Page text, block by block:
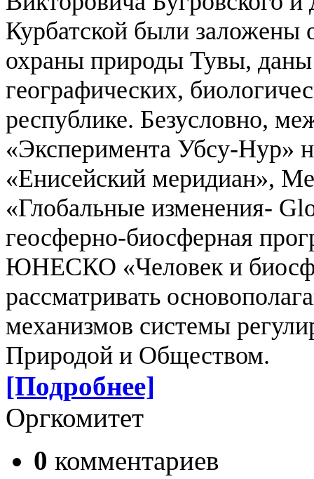
Курбатской были заложены
охраны природы Тувы,
географических,
республике. Безусловно,
«Эксперимента Убсу-Нур»
«Енисейский меридиан»,
«Глобальные изменения-
геосферно-биосферная
ЮНЕСКО «Человек и
рассматривать
механизмов системы
Природой и Обществом.
[Подробнее]
Оргкомитет
0 комментариев